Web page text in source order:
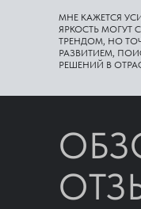
МНЕ КАЖЕТСЯ
ЯРКОСТЬ МОГУТ
ТРЕНДОМ, НО
РАЗВИТИЕМ,
РЕШЕНИЙ В